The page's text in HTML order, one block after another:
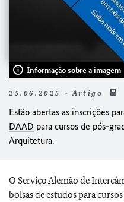
Informação sobre a imagem
25.06.2025 - Artigo
Estão abertas as inscrições
DAAD para cursos de pós-
Arquitetura.
O Serviço Alemão de
bolsas de estudos para